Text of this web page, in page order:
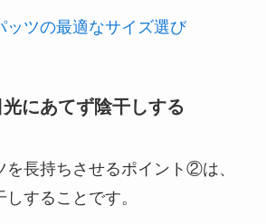
ッツの最適なサイズ選び
にあてず陰干しする
を長持ちさせるポイント②は、
することです。